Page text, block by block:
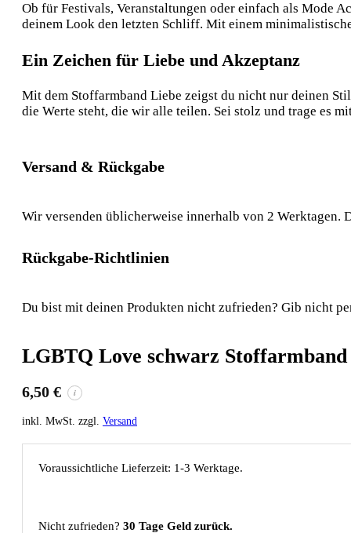
Ob für Festivals, Veranstaltungen oder einfach als Mode
deinem Look den letzten Schliff. Mit einem
Ein Zeichen für Liebe und Akzeptanz
Mit dem Stoffarmband Liebe zeigst du nicht nur deinen
die Werte steht, die wir alle teilen. Sei stolz und trage es
Versand & Rückgabe
Wir versenden üblicherweise innerhalb von 2 Werktagen.
Rückgabe-Richtlinien
Du bist mit deinen Produkten nicht zufrieden? Gib nicht
LGBTQ Love schwarz Stoffarmband
6,50 € i
inkl. MwSt. zzgl. Versand
Voraussichtliche Lieferzeit: 1-3 Werktage.
Nicht zufrieden? 30 Tage Geld zurück.